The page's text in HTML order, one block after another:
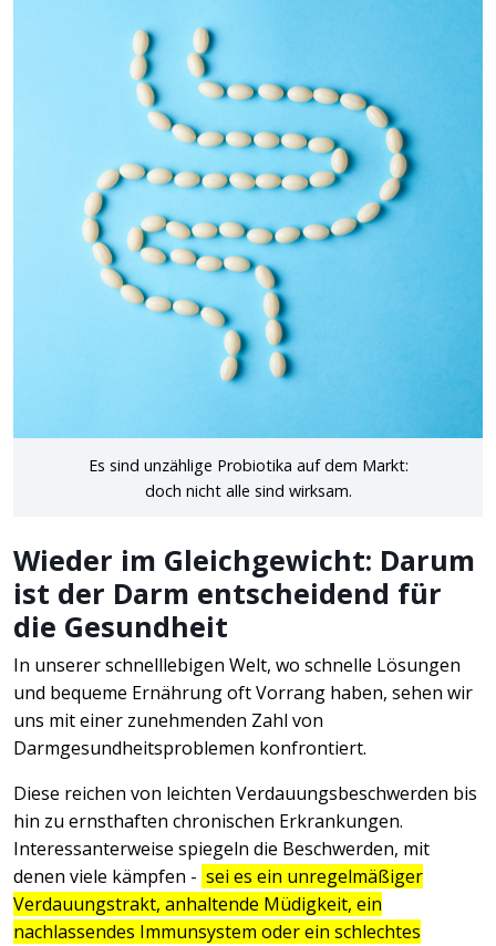
Es sind unzählige Probiotika auf dem Markt:
doch nicht alle sind wirksam.
Wieder im Gleichgewicht: Darum
ist der Darm entscheidend für
die Gesundheit
In unserer schnelllebigen Welt, wo schnelle Lösungen
und bequeme Ernährung oft Vorrang haben, sehen wir
uns mit einer zunehmenden Zahl von
Darmgesundheitsproblemen konfrontiert.
Diese reichen von leichten Verdauungsbeschwerden bis
hin zu ernsthaften chronischen Erkrankungen.
Interessanterweise spiegeln die Beschwerden, mit
denen viele kämpfen - sei es ein unregelmäßiger
Verdauungstrakt, anhaltende Müdigkeit, ein
nachlassendes Immunsystem oder ein schlechtes